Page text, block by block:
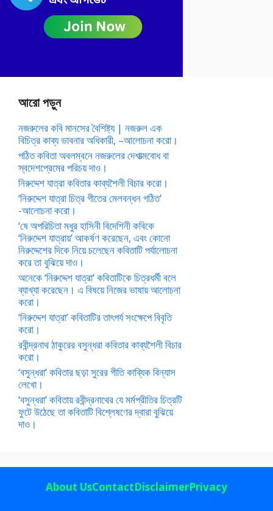
আরো পড়ুন
নজরুলের কবি মানসের বৈশিষ্ট্য | নজরুল এক
বিচিত্র কাব্য ভাবনার অধিকারী, –আলোচনা করো।
পঠিত কবিতা অবলম্বনে নজরুলের দেশাত্মবোধ বা
স্বদেশপ্রেমের পরিচয় দাও।
নিরুদ্দেশ যাত্রা কবিতার কাব্যশৈলী বিচার করো।
‘নিরুদ্দেশ যাত্রা চিত্র গীতের মেলবন্ধন গঠিত’
-আলোচনা করো।
‘ষে অপরিচিতা মধুর হাসিনী বিদেশিনী কবিকে
‘নিরুদ্দেশ যাত্রায়’ আকর্ষণ করেছেন, এবং কোনো
নিরুদ্দেশের দিকে নিয়ে চলেছেন কবিতাটি পর্যালোচনা
করে তা বুঝিয়ে দাও।
অনেকে ‘নিরুদ্দেশ যাত্রা’ কবিতাটিকে চিত্রধর্মী বলে
ব্যাখ্যা করেছেন। এ বিষয়ে নিজের ভাষায় আলোচনা
করো।
‘নিরুদ্দেশ যাত্রা’ কবিতাটির তাৎপর্য সংক্ষেপে বিবৃতি
করো।
রবীন্দ্রনাথ ঠাকুরের বসুন্ধরা কবিতার কাব্যশৈলী বিচার
করো।
‘বসুন্ধরা’ কবিতার ছড়া সুরের গীতি কাব্যিক বিন্যাস
লেখো।
‘বসুন্ধরা’ কবিতায় রবীন্দ্রনাথের যে মর্মপ্রীতির চিত্রটি
ফুটে উঠেছে তা কবিতাটি বিশ্লেষণের দ্বারা বুঝিয়ে
দাও।
About UsContactDisclaimerPrivacy